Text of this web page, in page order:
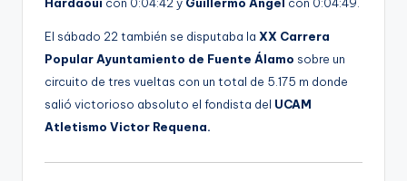
Hardaoui con 0:04:42 y Guillermo Ángel con 0:04:49.
El sábado 22 también se disputaba la XX Carrera
Popular Ayuntamiento de Fuente Álamo sobre un
circuito de tres vueltas con un total de 5.175 m donde
salió victorioso absoluto el fondista del UCAM
Atletismo Victor Requena.